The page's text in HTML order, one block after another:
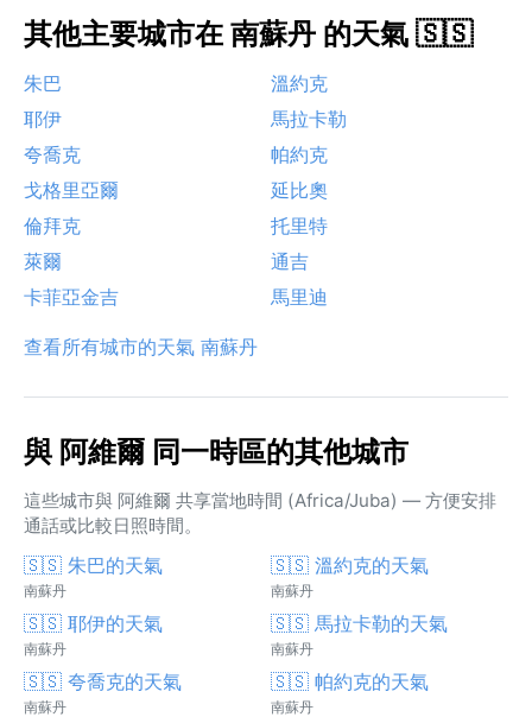
其他主要城市在 南蘇丹 的天氣 🇸🇸
朱巴
溫約克
耶伊
馬拉卡勒
夸喬克
帕約克
戈格里亞爾
延比奧
倫拜克
托里特
萊爾
通吉
卡菲亞金吉
馬里迪
查看所有城市的天氣 南蘇丹
與 阿維爾 同一時區的其他城市
這些城市與 阿維爾 共享當地時間 (Africa/Juba) — 方便安排
通話或比較日照時間。
🇸🇸 朱巴的天氣
南蘇丹
🇸🇸 溫約克的天氣
南蘇丹
🇸🇸 耶伊的天氣
南蘇丹
🇸🇸 馬拉卡勒的天氣
南蘇丹
🇸🇸 夸喬克的天氣
南蘇丹
🇸🇸 帕約克的天氣
南蘇丹